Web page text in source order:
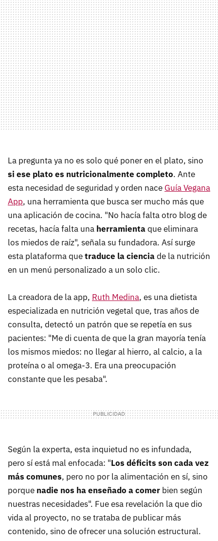
La pregunta ya no es solo qué poner en el plato, sino
si ese plato es nutricionalmente completo. Ante
esta necesidad de seguridad y orden nace Guía Vegana
App, una herramienta que busca ser mucho más que
una aplicación de cocina. "No hacía falta otro blog de
recetas, hacía falta una herramientaque eliminara
los miedos de raíz", señala su fundadora. Así surge
esta plataforma quetraduce la cienciade la nutrición
en un menú personalizado a un solo clic.
La creadora de la app, Ruth Medina, es una dietista
especializada en nutrición vegetal que, tras años de
consulta, detectó un patrón que se repetía en sus
pacientes: "Me di cuenta de que la gran mayoría tenía
los mismos miedos: no llegar al hierro, al calcio, a la
proteína o al omega-3. Era una preocupación
constante que les pesaba".
Según la experta, esta inquietud no es infundada,
pero sí está mal enfocada: "Los déficits son cada vez
más comunes, pero no por la alimentación en sí, sino
porque nadie nos ha enseñado a comer bien según
nuestras necesidades". Fue esa revelación la que dio
vida al proyecto, no se trataba de publicar más
contenido, sino de ofrecer una solución estructural.